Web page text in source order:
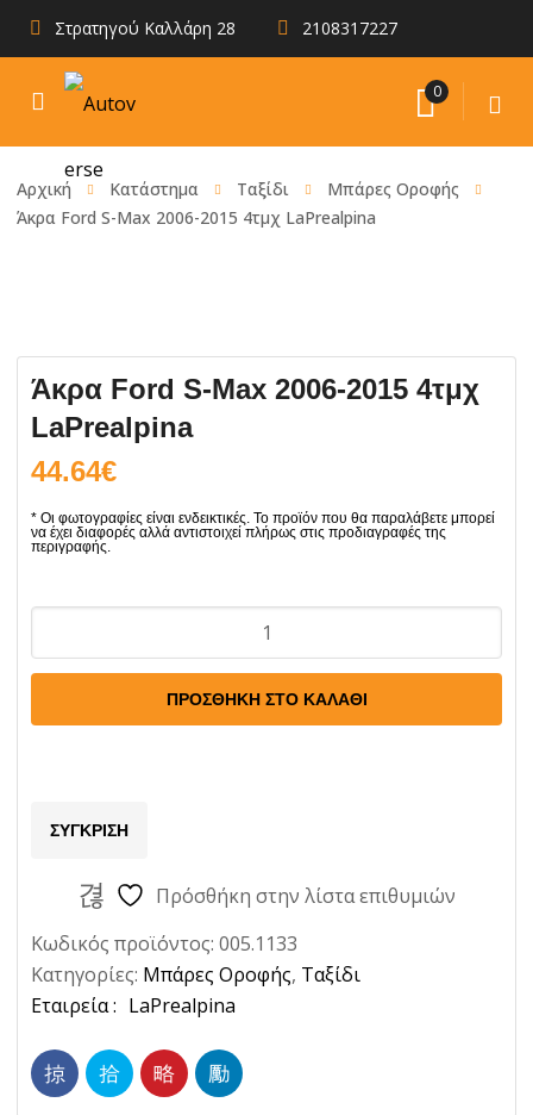
Στρατηγού Καλλάρη 28 2108317227
0
Αρχική Κατάστημα Ταξίδι
Μπάρες Οροφής
Άκρα Ford S-Max 2006-2015 4τμχ LaPrealpina
Άκρα Ford S-Max 2006-2015 4τμχ
LaPrealpina
44.64€
Ford
Max
4τμχ
Ποσότητα
ΠΡΟΣΘΉΚΗ ΣΤΟ ΚΑΛΆΘΙ
ΣΎΓΚΡΙΣΗ
Πρόσθήκη στην λίστα επιθυμιών
Κωδικός προϊόντος: 005.1133
Κατηγορίες: Μπάρες Οροφής, Ταξίδι
Ετικέτα:
LaPrealpina